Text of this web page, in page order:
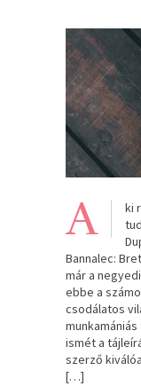
A
ki
Bannalec:
már a
ebbe a
csodálatos
ismét a
szerző
[…]